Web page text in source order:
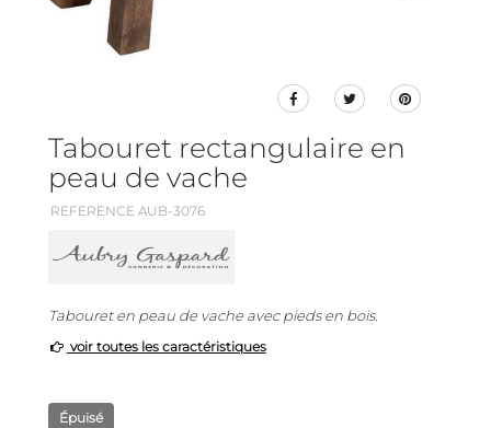
Tabouret rectangulaire en
peau de vache
REFERENCE AUB-3076
Tabouret en peau de vache avec pieds en bois.
voir toutes les caractéristiques
Épuisé